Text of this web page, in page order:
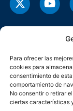
Para ofrecer las
cookies para
consentimiento de
comportamiento de
No consentir o retirar
ciertas características